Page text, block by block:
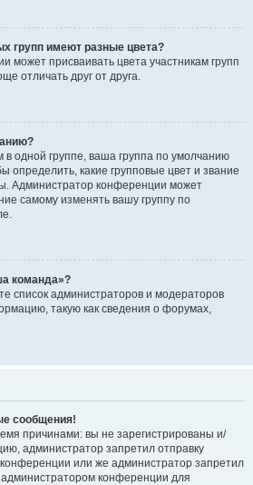
групп имеют разные цвета?
может присваивать цвета участникам групп
отличать друг от друга.
в одной группе, ваша группа по умолчанию
определить, какие групповые цвет и звание
Администратор конференции может
самому изменять вашу группу по
команда»?
список администраторов и модераторов
такую как сведения о форумах,
сообщения!
причинами: вы не зарегистрированы и/
администратор запретил отправку
или же администратор запретил
конференции для